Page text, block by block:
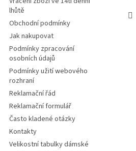
lhůtě
Obchodní podmínky
Jak nakupovat
Podmínky zpracování
osobních údajů
Podmínky užití webového
rozhraní
Reklamační řád
Reklamační formulář
Často kladené otázky
Kontakty
Velikostní tabulky dámské